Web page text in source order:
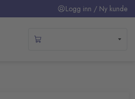
Logg inn / Ny kunde